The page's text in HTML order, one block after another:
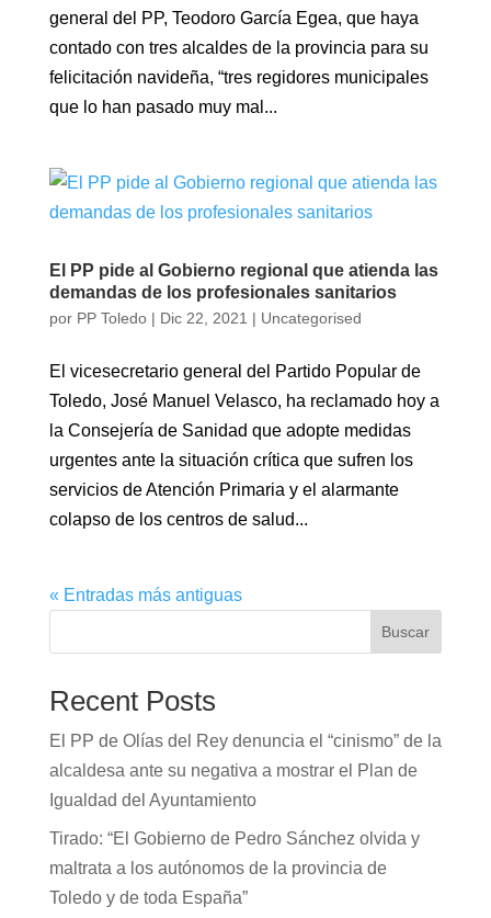
general del PP, Teodoro García Egea, que haya
contado con tres alcaldes de la provincia para su
felicitación navideña, “tres regidores municipales
que lo han pasado muy mal...
El PP pide al Gobierno regional que atienda las
demandas de los profesionales sanitarios
por PP Toledo| Dic 22, 2021 | Uncategorised
El vicesecretario general del Partido Popular de
Toledo, José Manuel Velasco, ha reclamado hoy a
la Consejería de Sanidad que adopte medidas
urgentes ante la situación crítica que sufren los
servicios de Atención Primaria y el alarmante
colapso de los centros de salud...
« Entradas más antiguas
Buscar
Recent Posts
El PP de Olías del Rey denuncia el “cinismo” de la
alcaldesa ante su negativa a mostrar el Plan de
Igualdad del Ayuntamiento
Tirado: “El Gobierno de Pedro Sánchez olvida y
maltrata a los autónomos de la provincia de
Toledo y de toda España”